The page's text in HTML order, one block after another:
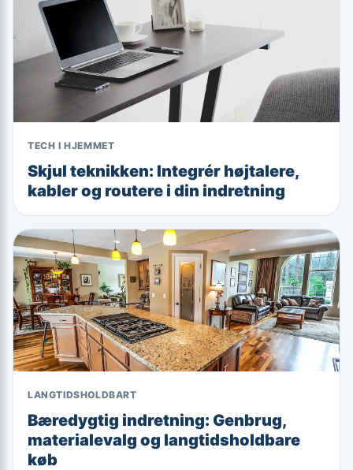
TECH I HJEMMET
Skjul teknikken: Integrér højtalere,
kabler og routere i din indretning
LANGTIDSHOLDBART
Bæredygtig indretning: Genbrug,
materialevalg og langtidsholdbare
køb